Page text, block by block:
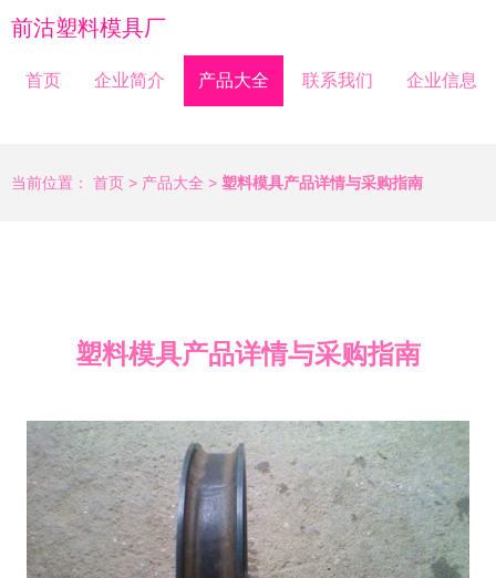
前沽塑料模具厂
首页 企业简介 产品大全 联系我们 企业信息
当前位置： 首页 > 产品大全 > 塑料模具产品详情与采购指南
塑料模具产品详情与采购指南